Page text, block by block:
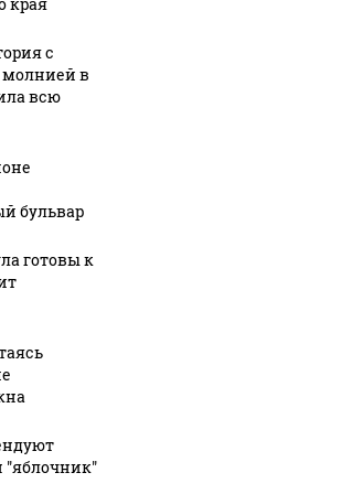
с
в
всю
бульвар
готовы к
"яблочник"